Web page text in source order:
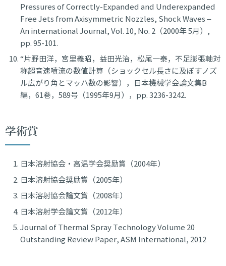
Pressures of Correctly-Expanded and Underexpanded
Free Jets from Axisymmetric Nozzles, Shock Waves –
An international Journal, Vol. 10, No. 2（2000年 5月）,
pp. 95-101.
“片野田洋，宮里義昭，益田光治，松尾一泰，不足膨張軸対
称超音速噴流の数値計算（ショックセル長さに及ぼすノズ
ル広がり角とマッハ数の影響），日本機械学会論文集B
編，61巻，589号（1995年9月），pp. 3236-3242.
学術賞
日本溶射協会・高温学会奨励賞（2004年）
日本溶射協会奨励賞（2005年）
日本溶射協会論文賞（2008年）
日本溶射学会論文賞（2012年）
Journal of Thermal Spray Technology Volume 20
Outstanding Review Paper, ASM International, 2012